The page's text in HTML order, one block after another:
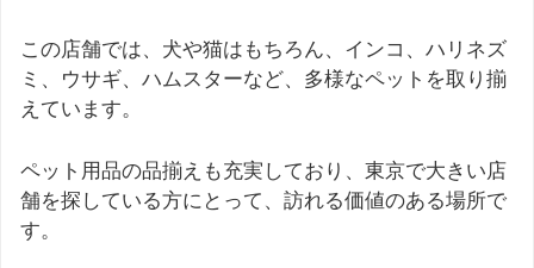
この店舗では、犬や猫はもちろん、インコ、ハリネズ
ミ、ウサギ、ハムスターなど、多様なペットを取り揃
えています。
ペット用品の品揃えも充実しており、東京で大きい店
舗を探している方にとって、訪れる価値のある場所で
す。